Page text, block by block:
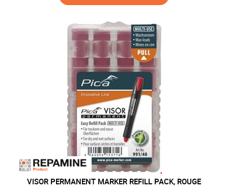
VISOR PERMANENT MARKER REFILL PACK, ROUGE